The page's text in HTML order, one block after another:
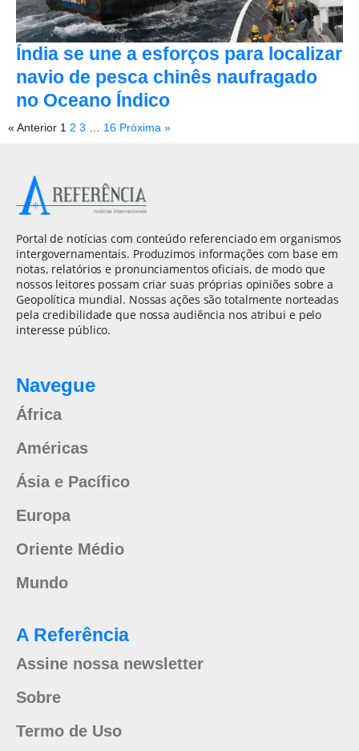
Índia se une a esforços para localizar
navio de pesca chinês naufragado
no Oceano Índico
« Anterior 1 2 3 16 Próxima »
Portal de notícias com conteúdo referenciado em organismos
intergovernamentais. Produzimos informações com base em
notas, relatórios e pronunciamentos oficiais, de modo que
nossos leitores possam criar suas próprias opiniões sobre a
Geopolítica mundial. Nossas ações são totalmente norteadas
pela credibilidade que nossa audiência nos atribui e pelo
interesse público.
Navegue
África
Américas
Ásia e Pacífico
Europa
Oriente Médio
Mundo
A Referência
Assine nossa newsletter
Sobre
Termo de Uso